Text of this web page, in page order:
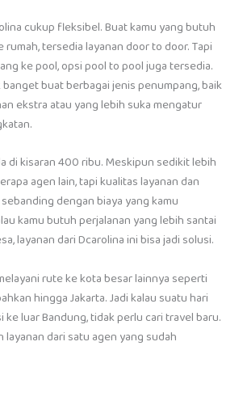
cukup fleksibel. Buat kamu yang butuh
tersedia layanan door to door. Tapi
ke pool, opsi pool to pool juga tersedia.
buat berbagai jenis penumpang, baik
ekstra atau yang lebih suka mengatur
di kisaran 400 ribu. Meskipun sedikit lebih
agen lain, tapi kualitas layanan dan
dengan biaya yang kamu
kamu butuh perjalanan yang lebih santai
layanan dari Dcarolina ini bisa jadi solusi.
rute ke kota besar lainnya seperti
hingga Jakarta. Jadi kalau suatu hari
luar Bandung, tidak perlu cari travel baru.
dari satu agen yang sudah